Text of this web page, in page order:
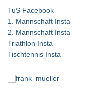
n
a
c
h
:
TuS Facebook
1. Mannschaft Insta
2. Mannschaft Insta
Triathlon Insta
Tischtennis Insta